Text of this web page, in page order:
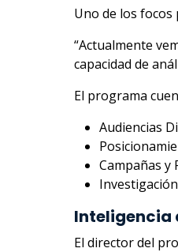
Uno de los focos
“Actualmente
capacidad de
El programa
Audiencias
Campañas y
Inteligencia
El director del